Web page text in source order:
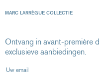
MARC LARRÈGUE COLLECTIE
Ontvang in avant-première
exclusieve aanbiedingen.
Uw email